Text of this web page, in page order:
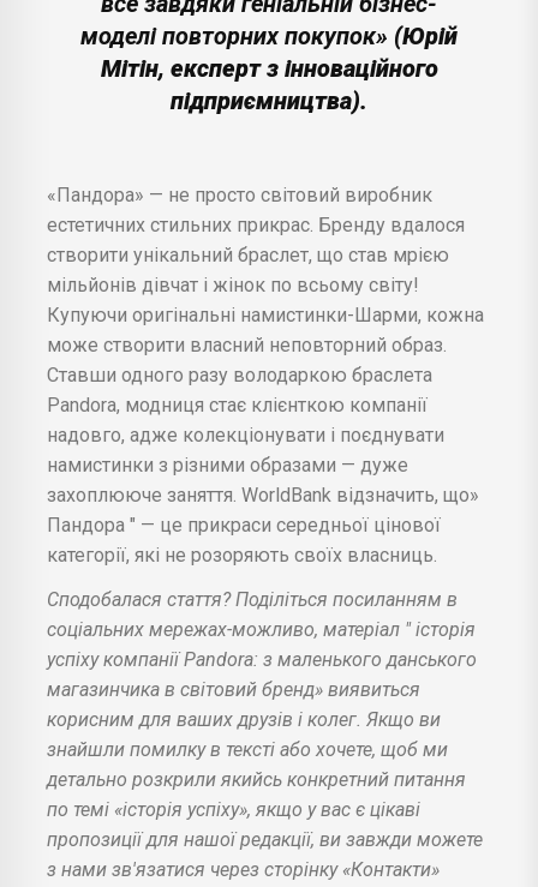
моделі повторних покупок» (Юрій
Мітін, експерт з інноваційного
підприємництва).
«Пандора» — не просто світовий виробник
естетичних стильних прикрас. Бренду вдалося
створити унікальний браслет, що став мрією
мільйонів дівчат і жінок по всьому світу!
Купуючи оригінальні намистинки-Шарми, кожна
може створити власний неповторний образ.
Ставши одного разу володаркою браслета
Pandora, модниця стає клієнткою компанії
надовго, адже колекціонувати і поєднувати
намистинки з різними образами — дуже
захоплююче заняття. WorldBank відзначить, що»
Пандора " — це прикраси середньої цінової
категорії, які не розоряють своїх власниць.
Сподобалася стаття? Поділіться посиланням в
соціальних мережах-можливо, матеріал " історія
успіху компанії Pandora: з маленького данського
магазинчика в світовий бренд» виявиться
корисним для ваших друзів і колег. Якщо ви
знайшли помилку в тексті або хочете, щоб ми
детально розкрили якийсь конкретний питання
по темі «історія успіху», якщо у вас є цікаві
пропозиції для нашої редакції, ви завжди можете
з нами зв'язатися через сторінку «Контакти»